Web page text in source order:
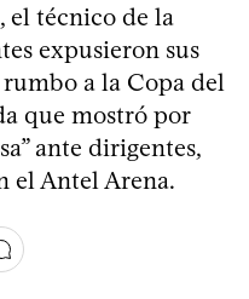
el técnico de la
expusieron sus
a la Copa del
que mostró por
ante dirigentes,
el Antel Arena.